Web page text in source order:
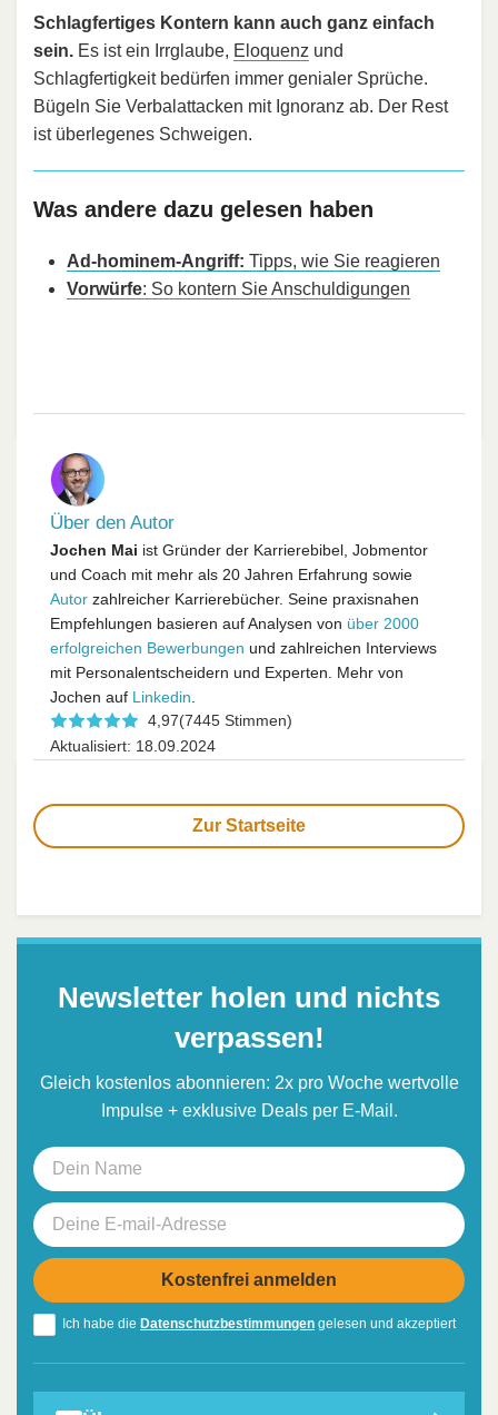
Schlagfertiges Kontern kann auch ganz einfach
sein. Es ist ein Irrglaube, Eloquenz und
Schlagfertigkeit bedürfen immer genialer Sprüche.
Bügeln Sie Verbalattacken mit Ignoranz ab. Der Rest
ist überlegenes Schweigen.
Was andere dazu gelesen haben
Ad-hominem-Angriff: Tipps, wie Sie reagieren
Vorwürfe: So kontern Sie Anschuldigungen
Über den Autor
Jochen Mai ist Gründer der Karrierebibel, Jobmentor
und Coach mit mehr als 20 Jahren Erfahrung sowie
Autor zahlreicher Karrierebücher. Seine praxisnahen
Empfehlungen basieren auf Analysen von über 2000
erfolgreichen Bewerbungen und zahlreichen Interviews
mit Personalentscheidern und Experten. Mehr von
Jochen auf Linkedin
4,97(7445 Stimmen)
Aktualisiert: 18.09.2024
Zur Startseite
Newsletter holen und nichts
verpassen!
Gleich kostenlos abonnieren: 2x pro Woche wertvolle
Impulse + exklusive Deals per E-Mail.
Ich habe die Datenschutzbestimmungen gelesen und akzeptiert